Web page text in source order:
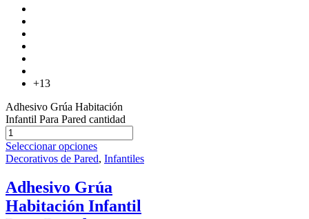
+13
Adhesivo Grúa Habitación
Infantil Para Pared cantidad
Seleccionar opciones
Decorativos de Pared, Infantiles
Adhesivo Grúa
Habitación Infantil